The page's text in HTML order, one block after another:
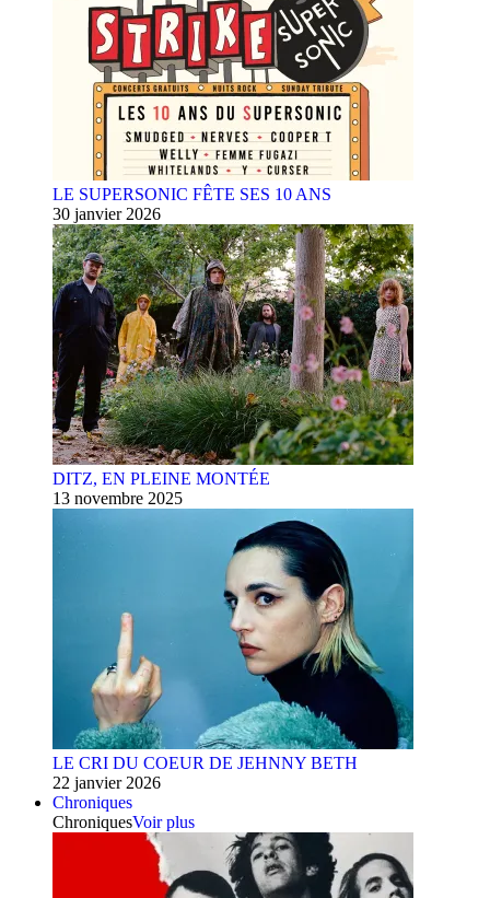
LE SUPERSONIC FÊTE SES 10 ANS
30 janvier 2026
DITZ, EN PLEINE MONTÉE
13 novembre 2025
LE CRI DU COEUR DE JEHNNY BETH
22 janvier 2026
Chroniques
ChroniquesVoir plus